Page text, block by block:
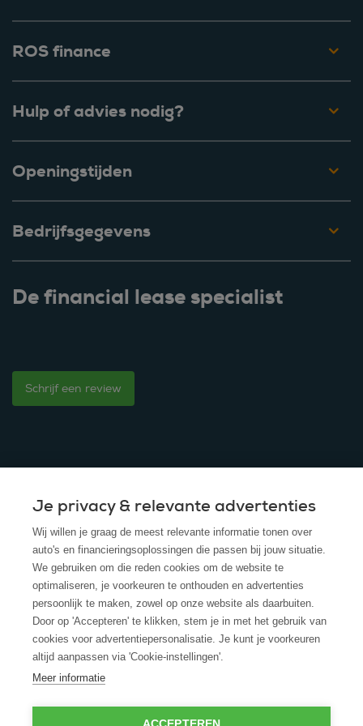
ROS finance
Hulp of advies nodig?
Openingstijden
Bedrijfsgegevens
De financial lease specialist
Schrijf een review
© 2025 - ROS Krediet Service
Algemene Voorwaarden
Disclaimer
Privacy Policy
Cookies
Cookie policy
Je privacy & relevante advertenties
Wij willen je graag de meest relevante informatie tonen over
auto's en financieringsoplossingen die passen bij jouw situatie.
We gebruiken om die reden cookies om de website te
optimaliseren, je voorkeuren te onthouden en advertenties
persoonlijk te maken, zowel op onze website als daarbuiten.
Door op 'Accepteren' te klikken, stem je in met het gebruik van
cookies voor advertentiepersonalisatie. Je kunt je voorkeuren
altijd aanpassen via 'Cookie-instellingen'.
Meer informatie